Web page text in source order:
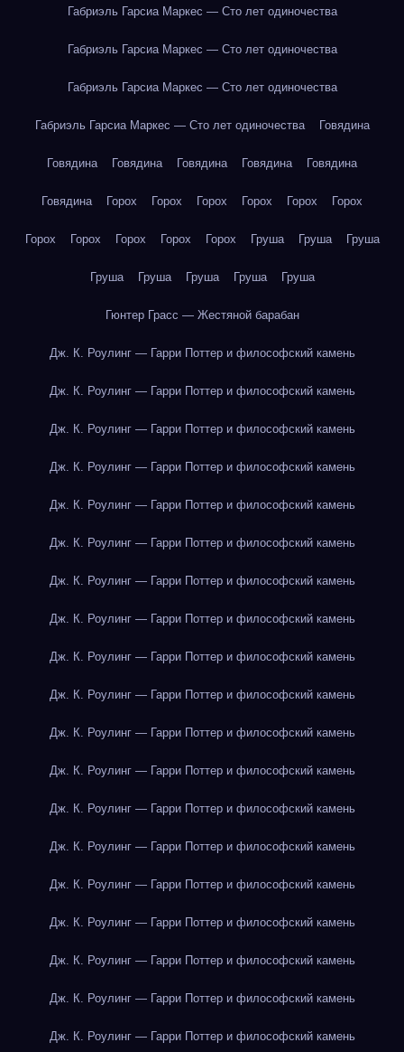
Габриэль Гарсиа Маркес — Сто лет одиночества
Габриэль Гарсиа Маркес — Сто лет одиночества
Габриэль Гарсиа Маркес — Сто лет одиночества
Габриэль Гарсиа Маркес — Сто лет одиночества Говядина
Говядина Говядина Говядина Говядина Говядина
Говядина Горох Горох Горох Горох Горох Горох
Горох Горох Горох Горох Горох Груша Груша Груша
Груша Груша Груша Груша Груша
Гюнтер Грасс — Жестяной барабан
Дж. К. Роулинг — Гарри Поттер и философский камень
Дж. К. Роулинг — Гарри Поттер и философский камень
Дж. К. Роулинг — Гарри Поттер и философский камень
Дж. К. Роулинг — Гарри Поттер и философский камень
Дж. К. Роулинг — Гарри Поттер и философский камень
Дж. К. Роулинг — Гарри Поттер и философский камень
Дж. К. Роулинг — Гарри Поттер и философский камень
Дж. К. Роулинг — Гарри Поттер и философский камень
Дж. К. Роулинг — Гарри Поттер и философский камень
Дж. К. Роулинг — Гарри Поттер и философский камень
Дж. К. Роулинг — Гарри Поттер и философский камень
Дж. К. Роулинг — Гарри Поттер и философский камень
Дж. К. Роулинг — Гарри Поттер и философский камень
Дж. К. Роулинг — Гарри Поттер и философский камень
Дж. К. Роулинг — Гарри Поттер и философский камень
Дж. К. Роулинг — Гарри Поттер и философский камень
Дж. К. Роулинг — Гарри Поттер и философский камень
Дж. К. Роулинг — Гарри Поттер и философский камень
Дж. К. Роулинг — Гарри Поттер и философский камень